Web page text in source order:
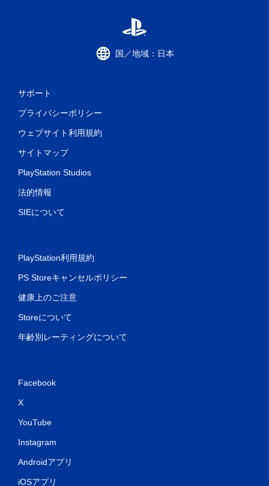
国／地域：日本
サポート
プライバシーポリシー
ウェブサイト利用規約
サイトマップ
PlayStation Studios
法的情報
SIEについて
PlayStation利用規約
PS Storeキャンセルポリシー
健康上のご注意
Storeについて
年齢別レーティングについて
Facebook
X
YouTube
Instagram
Androidアプリ
iOSアプリ